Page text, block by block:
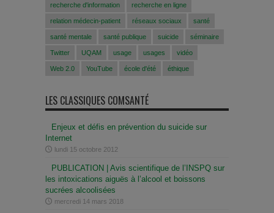
recherche d'information recherche en ligne
relation médecin-patient réseaux sociaux santé
santé mentale santé publique suicide séminaire
Twitter UQAM usage usages vidéo
Web 2.0 YouTube école d'été éthique
LES CLASSIQUES COMSANTÉ
Enjeux et défis en prévention du suicide sur
Internet
lundi 15 octobre 2012
PUBLICATION | Avis scientifique de l’INSPQ sur
les intoxications aiguës à l’alcool et boissons
sucrées alcoolisées
mercredi 14 mars 2018